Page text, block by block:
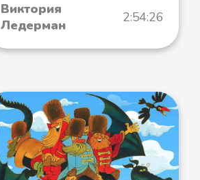
Виктория
Ледерман
2:54:26